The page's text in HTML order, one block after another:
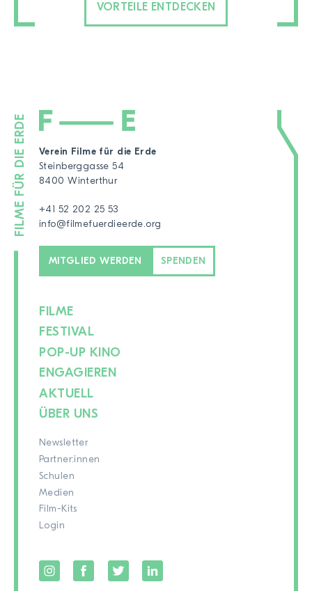
VORTEILE ENTDECKEN
Verein Filme für die Erde
Steinberggasse 54
8400 Winterthur
+41 52 202 25 53
info@filmefuerdieerde.org
MITGLIED WERDEN SPENDEN
FILME
FESTIVAL
POP-UP KINO
ENGAGIEREN
AKTUELL
ÜBER UNS
Newsletter
Partner:innen
Schulen
Medien
Film-Kits
Login